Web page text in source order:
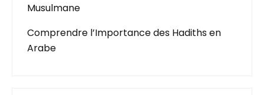
Musulmane
Comprendre l’Importance des Hadiths en
Arabe